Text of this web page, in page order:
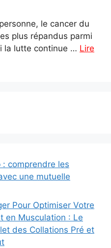
le cancer du
plus répandus parmi
la lutte continue … Lire
comprendre les
une mutuelle
Pour Optimiser Votre
en Musculation : Le
des Collations Pré et